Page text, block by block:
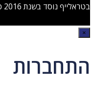
בטראלייף נוסד בשנת 2016 כל הזכויות שמורות
×
התחברות